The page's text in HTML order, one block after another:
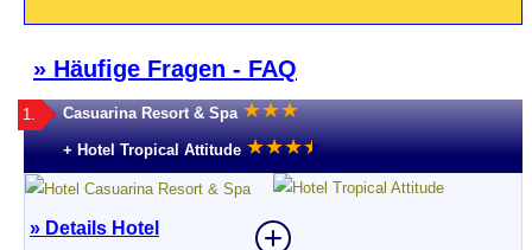
» Häufige Fragen - FAQ
1. Casuarina Resort & Spa ★★★
+ Hotel Tropical Attitude ★★★★
★
» Details Hotel